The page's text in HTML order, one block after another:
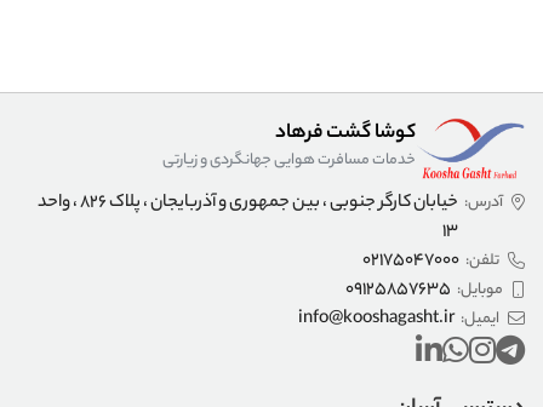
کوشا گشت فرهاد
خدمات مسافرت هوایی جهانگردی و زیارتی
آدرس:
خیابان کارگر جنوبی ، بین جمهوری و آذربایجان ، پلاک 826 ، واحد
13
تلفن: 02175047000
موبایل: 09125857635
ایمیل: info@kooshagasht.ir